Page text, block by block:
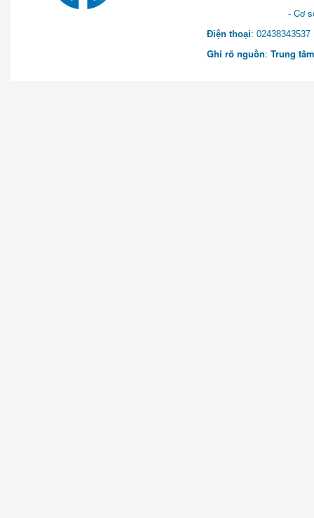
- Cơ sở 3: Số 1 Ngõ 2
Điện thoại:
Ghi rõ nguồn: Trung